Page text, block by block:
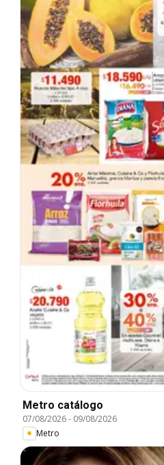
Metro catálogo
07/08/2026- 09/08/2026
Metro